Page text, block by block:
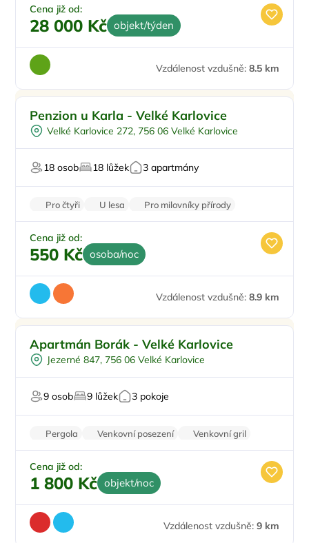
Cena již od:
28 000 Kč objekt/týden
Vzdálenost vzdušně: 8.5 km
Pro skupiny
Vířivka
Firemní akce/teambuilding
Penzion u Karla - Velké Karlovice
Velké Karlovice 272, 756 06 Velké Karlovice
18 osob 18 lůžek 3 apartmány
Pro čtyři U lesa
Pro milovníky přírody
Pro relaxaci
Na horách
Cena již od:
550 Kč osoba/noc
Vzdálenost vzdušně: 8.9 km
Pro skupiny
U lesa
Apartmán Borák - Velké Karlovice
Jezerné 847, 756 06 Velké Karlovice
9 osob 9 lůžek 3 pokoje
Pergola Venkovní posezení
Venkovní gril
Pro milovníky přírody
Cena již od:
1 800 Kč objekt/noc
Vzdálenost vzdušně: 9 km